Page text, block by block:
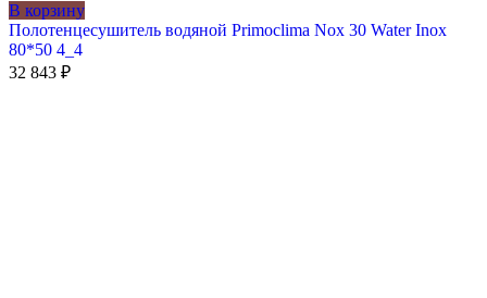
В корзину
Полотенцесушитель водяной Primoclima Nox 30 Water Inox
80*50 4_4
32 843 ₽